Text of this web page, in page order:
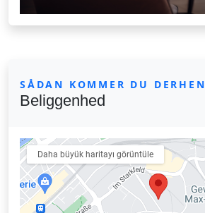
SÅDAN KOMMER DU DERHEN
Beliggenhed